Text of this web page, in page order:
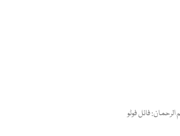
فائل فوٹو